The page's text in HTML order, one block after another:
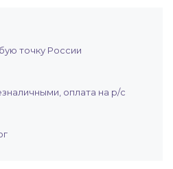
точку России
оплата на р/с